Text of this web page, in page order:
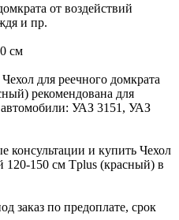
от воздействий
и пр.
см
для реечного домкрата
рекомендована для
автомобили: УАЗ 3151, УАЗ
консультации и купить Чехол
120-150 см Tplus (красный) в
заказ по предоплате, срок